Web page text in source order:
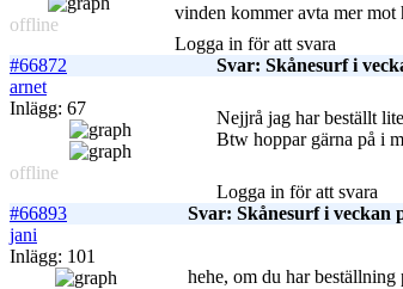
offline
vinden kommer avta mer mot
Logga in för att svara
#66872
Svar: Skånesurf i
arnet
Inlägg: 67
offline
Nejjrå jag har beställt
Btw hoppar gärna på i
Logga in för att svara
#66893
Svar: Skånesurf i veckan
jani
Inlägg: 101
hehe, om du har beställning